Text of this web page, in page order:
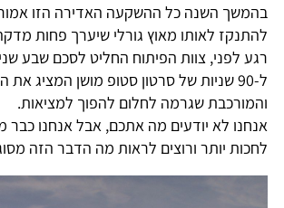
בהמשך השנה כל ההשקעה האדירה הזו
להתנקז לאותו מאוץ גורלי שיערך פחות
רגע לפני, צוות הפיתוח החליט לסכם שבע
ל-90 שניות של סרטון סטופ מושן המציג
והמורכבת שגרמה לחלום להפוך למציאות.
אנחנו לא יודעים מה אתכם, אבל אנחנו כבר
לחכות יותר ורוצים לראות מה הדבר הזה